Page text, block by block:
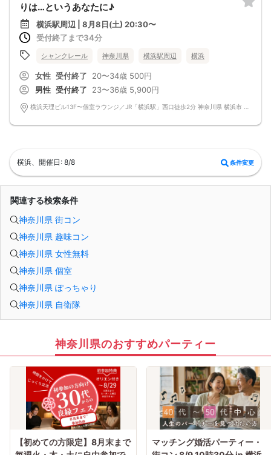
りは…というあなたに♪
横浜駅周辺 | 8月8日(土) 20:30〜
受付終了まで34分
シャンクレール 神奈川県 横浜駅周辺 横浜
女性 受付終了 20〜34歳 500円
男性 受付終了 23〜36歳 5,900円
横浜、開催日: 8/8 条件変更
関連する検索条件
神奈川県 街コン
神奈川県 趣味コン
神奈川県 女性無料
神奈川県 個室
神奈川県 ぽっちゃり
神奈川県 自衛隊
神奈川県のおすすめパーティー
【初めての方限定】8月末まで
マッチング婚活パーティー・